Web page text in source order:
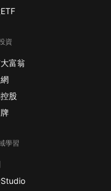
資
富翁
股
學習